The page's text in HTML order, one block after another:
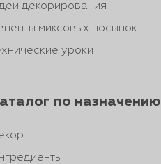
декорирования
миксовых посыпок
уроки
по назначению